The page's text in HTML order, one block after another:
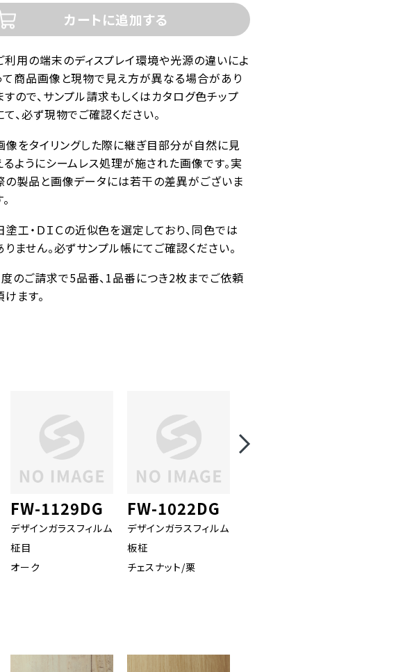
カートに追加する
用の端末のディスプレイ環境や光源の違いによ
て商品画像と現物で見え方が異なる場合があり
すので、サンプル請求もしくはカタログ色チップ
て、必ず現物でご確認ください。
をタイリングした際に継ぎ目部分が自然に見
るようにシームレス処理が施された画像です。実
の製品と画像データには若干の差異がございま
工・ＤＩＣの近似色を選定しており、同色では
りません。必ずサンプル帳にてご確認ください。
のご請求で5品番、1品番につき2枚までご依頼
けます。
FW-1129DG
デザインガラスフィルム
柾目
オーク
FW-1022DG
デザインガラスフィルム
板柾
チェスナット/栗